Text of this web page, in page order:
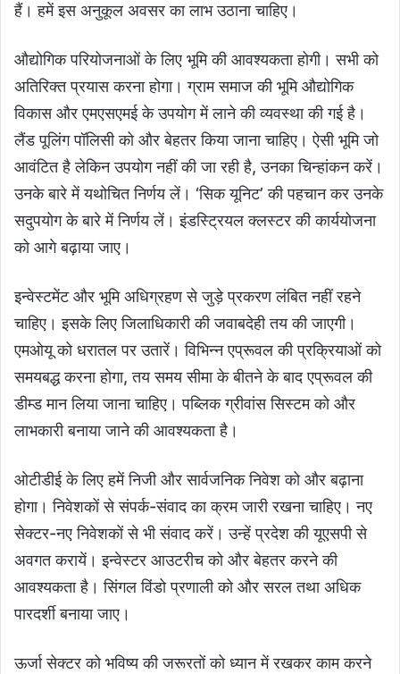
हैं। हमें इस अनुकूल अवसर का लाभ उठाना चाहिए।
औद्योगिक परियोजनाओं के लिए भूमि की आवश्यकता होगी। सभी को
अतिरिक्त प्रयास करना होगा। ग्राम समाज की भूमि औद्योगिक
विकास और एमएसएमई के उपयोग में लाने की व्यवस्था की गई है।
लैंड पूलिंग पॉलिसी को और बेहतर किया जाना चाहिए। ऐसी भूमि जो
आवंटित है लेकिन उपयोग नहीं की जा रही है, उनका चिन्हांकन करें।
उनके बारे में यथोचित निर्णय लें। ‘सिक यूनिट’ की पहचान कर उनके
सदुपयोग के बारे में निर्णय लें। इंडस्ट्रियल क्लस्टर की कार्ययोजना
को आगे बढ़ाया जाए।
इन्वेस्टमेंट और भूमि अधिग्रहण से जुड़े प्रकरण लंबित नहीं रहने
चाहिए। इसके लिए जिलाधिकारी की जवाबदेही तय की जाएगी।
एमओयू को धरातल पर उतारें। विभिन्न एप्रूवल की प्रक्रियाओं को
समयबद्ध करना होगा, तय समय सीमा के बीतने के बाद एप्रूवल की
डीम्ड मान लिया जाना चाहिए। पब्लिक ग्रीवांस सिस्टम को और
लाभकारी बनाया जाने की आवश्यकता है।
ओटीडीई के लिए हमें निजी और सार्वजनिक निवेश को और बढ़ाना
होगा। निवेशकों से संपर्क-संवाद का क्रम जारी रखना चाहिए। नए
सेक्टर-नए निवेशकों से भी संवाद करें। उन्हें प्रदेश की यूएसपी से
अवगत करायें। इन्वेस्टर आउटरीच को और बेहतर करने की
आवश्यकता है। सिंगल विंडो प्रणाली को और सरल तथा अधिक
पारदर्शी बनाया जाए।
ऊर्जा सेक्टर को भविष्य की जरूरतों को ध्यान में रखकर काम करने